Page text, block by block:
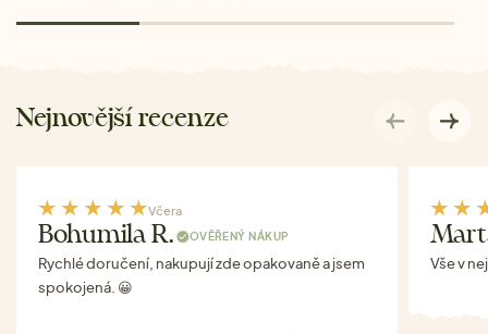
Nejnovější recenze
Včera
Bohumila R. OVĚŘENÝ NÁKUP
Rychlé doručení, nakupují zde opakovaně a jsem
spokojená. 😀
Vše v